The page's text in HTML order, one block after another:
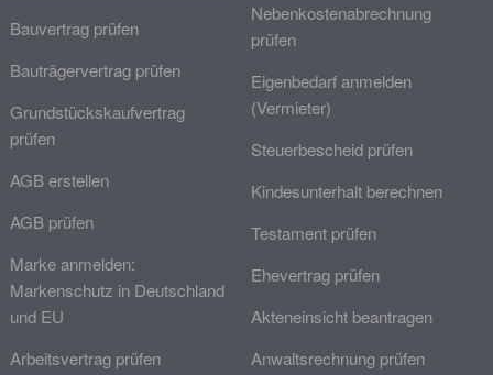
Bauvertrag prüfen
Bauträgervertrag prüfen
Grundstückskaufvertrag
prüfen
AGB erstellen
AGB prüfen
Marke anmelden:
Markenschutz in Deutschland
und EU
Arbeitsvertrag prüfen
Nebenkostenabrechnung
prüfen
Eigenbedarf anmelden
(Vermieter)
Steuerbescheid prüfen
Kindesunterhalt berechnen
Testament prüfen
Ehevertrag prüfen
Akteneinsicht beantragen
Anwaltsrechnung prüfen